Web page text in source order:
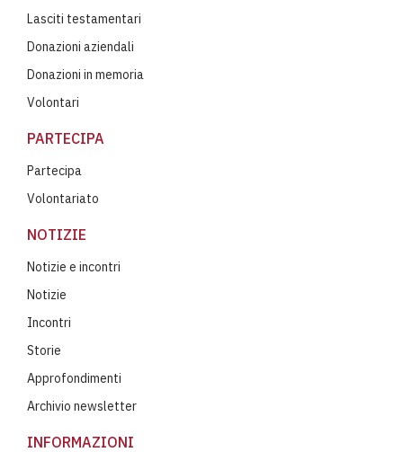
Lasciti testamentari
Donazioni aziendali
Donazioni in memoria
Volontari
PARTECIPA
Partecipa
Volontariato
NOTIZIE
Notizie e incontri
Notizie
Incontri
Storie
Approfondimenti
Archivio newsletter
INFORMAZIONI